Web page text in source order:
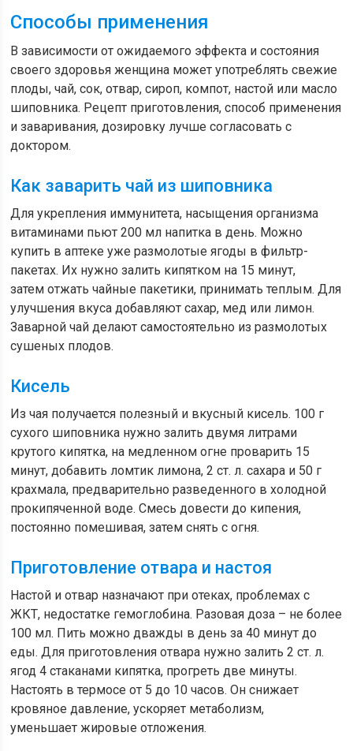
Способы применения
В зависимости от ожидаемого эффекта и состояния
своего здоровья женщина может употреблять свежие
плоды, чай, сок, отвар, сироп, компот, настой или масло
шиповника. Рецепт приготовления, способ применения
и заваривания, дозировку лучше согласовать с
доктором.
Как заварить чай из шиповника
Для укрепления иммунитета, насыщения организма
витаминами пьют 200 мл напитка в день. Можно
купить в аптеке уже размолотые ягоды в фильтр-
пакетах. Их нужно залить кипятком на 15 минут,
затем отжать чайные пакетики, принимать теплым. Для
улучшения вкуса добавляют сахар, мед или лимон.
Заварной чай делают самостоятельно из размолотых
сушеных плодов.
Кисель
Из чая получается полезный и вкусный кисель. 100 г
сухого шиповника нужно залить двумя литрами
крутого кипятка, на медленном огне проварить 15
минут, добавить ломтик лимона, 2 ст. л. сахара и 50 г
крахмала, предварительно разведенного в холодной
прокипяченной воде. Смесь довести до кипения,
постоянно помешивая, затем снять с огня.
Приготовление отвара и настоя
Настой и отвар назначают при отеках, проблемах с
ЖКТ, недостатке гемоглобина. Разовая доза – не более
100 мл. Пить можно дважды в день за 40 минут до
еды. Для приготовления отвара нужно залить 2 ст. л.
ягод 4 стаканами кипятка, прогреть две минуты.
Настоять в термосе от 5 до 10 часов. Он снижает
кровяное давление, ускоряет метаболизм,
уменьшает жировые отложения.